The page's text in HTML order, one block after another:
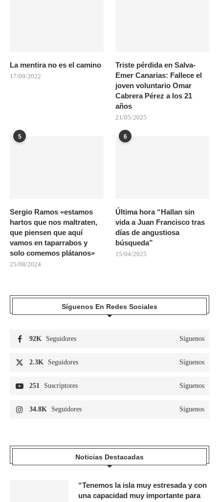
La mentira no es el camino
17/09/2022
Triste pérdida en Salva-
Emer Canarias: Fallece el
joven voluntario Omar
Cabrera Pérez a los 21
años
21/05/2025
5
Sergio Ramos «estamos
hartos que nos maltraten,
que piensen que aquí
vamos en taparrabos y
solo comemos plátanos»
25/08/2024
6
Última hora “Hallan sin
vida a Juan Francisco tras
días de angustiosa
búsqueda”
15/04/2025
Síguenos En Redes Sociales
92K Seguidores Síguenos
2.3K Seguidores Síguenos
251 Suscriptores Síguenos
34.8K Seguidores Síguenos
Noticias Destacadas
“Tenemos la isla muy estresada y con
una capacidad muy importante para